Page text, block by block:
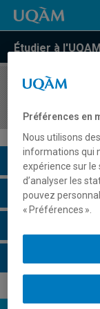
Étudier à l'UQAM
COURS//
Description du
Horaire - Été
Préférences en
Nous utilisons
informations qui
expérience sur le
d’analyser les
pouvez
« Préférences ».